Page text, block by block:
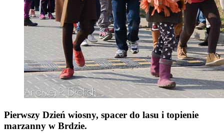
Pierwszy Dzień wiosny, spacer do lasu i topienie
marzanny w Brdzie.